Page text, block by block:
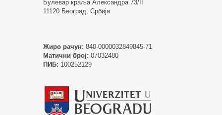
Булевар краља Александра 73/II
11120 Београд, Србија
Жиро рачун: 840-0000032849845-71
Матични број: 07032480
ПИБ: 100252129